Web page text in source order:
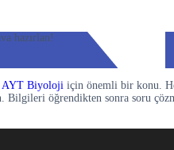
hazırlan!
AYT Biyoloji için önemli bir konu.
Bilgileri öğrendikten sonra soru